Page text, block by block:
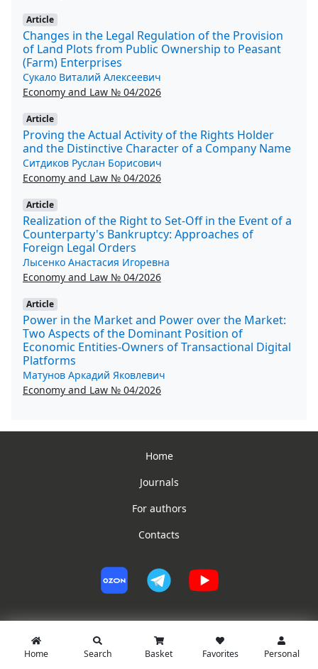
Article
Changes in the Legal Regulation of the Provision
of Land Plots from Public Ownership to Peasant
(Farm) Enterprises
Сукало Виталий Алексеевич
Economy and Law № 04/2026
Article
Proving the Actual Activity of the Rights Holder
and the Distinctive Character of a Company Name
Ситдиков Руслан Борисович
Economy and Law № 04/2026
Article
Realization of the Right to Set-Off in the Event of a
Counterparty's Bankruptcy: Approaches of
Foreign Legal Orders
Лысенко Анастасия Игоревна
Economy and Law № 04/2026
Article
Power in the Market and Power over the Market:
Two Aspects of the Dominant Position of
Economic Entities-Owners of Transactional Digital
Platforms
Матунов Аркадий Яковлевич
Economy and Law № 04/2026
Home
Journals
For authors
Contacts
© PG Jurist
Home Search Basket Favorites Personal